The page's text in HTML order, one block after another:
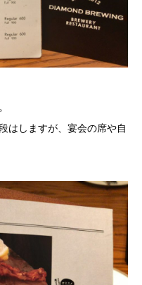
はしますが、宴会の席や自